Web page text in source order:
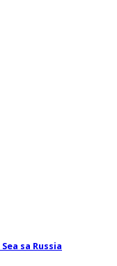
sa Russia